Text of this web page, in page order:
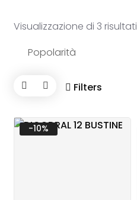
Chi siamo
Servizi
Blog
Visualizzazione di 3 risultati
Filters
-10%